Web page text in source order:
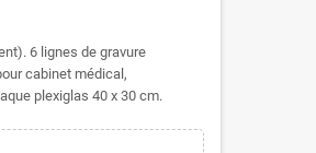
6 lignes de gravure
cabinet médical,
plexiglas 40 x 30 cm.